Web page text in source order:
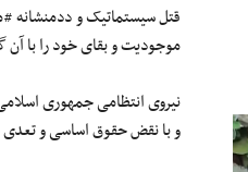
موجودیت و بقای خود را با
نیروی انتظامی جمهوری
و با نقض حقوق اساسی و تعدی